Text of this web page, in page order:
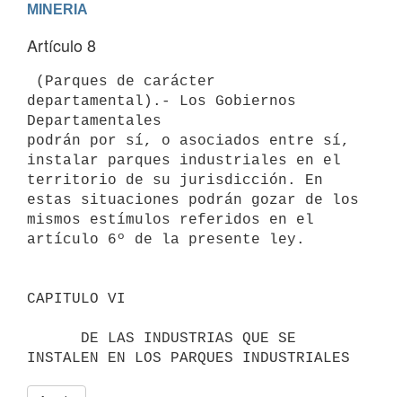
MINERIA
Artículo 8
departamental).- Los Gobiernos
Departamentales
podrán por sí, o asociados entre sí,
instalar parques industriales en el
territorio de su jurisdicción. En
estas situaciones podrán gozar de los
mismos estímulos referidos en el
artículo 6º de la presente ley.
CAPITULO VI